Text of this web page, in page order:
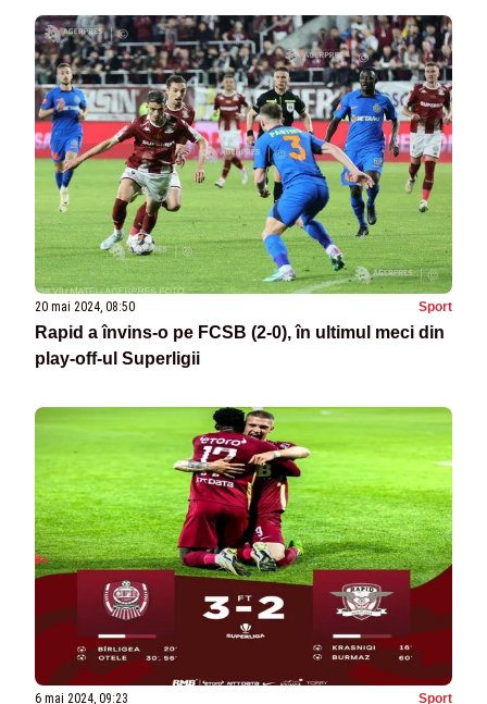
20 mai 2024, 08:50 Sport
Rapid a învins-o pe FCSB (2-0), în ultimul meci din
play-off-ul Superligii
6 mai 2024, 09:23 Sport